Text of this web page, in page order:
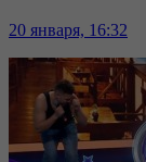
20 января, 16:32